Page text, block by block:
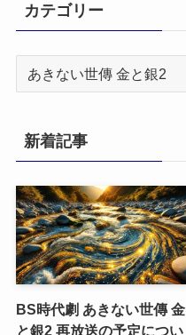
カテゴリー
リ
ー
新着記事
BS時代劇 あきない世傳 金
と銀2 再放送の予定につい